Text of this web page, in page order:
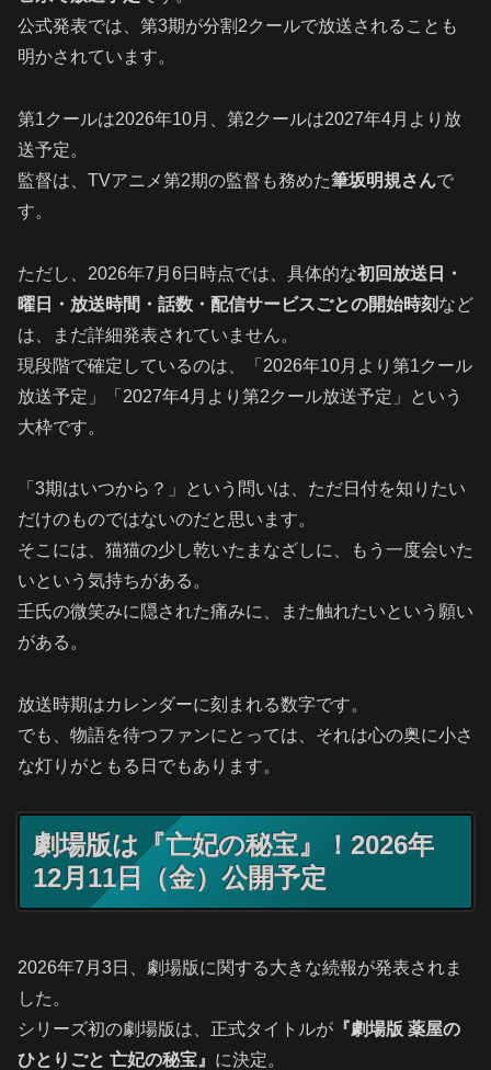
公式発表では、第3期が分割2クールで放送されることも
明かされています。
第1クールは2026年10月、第2クールは2027年4月より放
送予定。
監督は、TVアニメ第2期の監督も務めた筆坂明規さんで
す。
ただし、2026年7月6日時点では、具体的な初回放送日・
曜日・放送時間・話数・配信サービスごとの開始時刻 など
は、まだ詳細発表されていません。
現段階で確定しているのは、「2026年10月より第1クール
放送予定」「2027年4月より第2クール放送予定」という
大枠です。
「3期はいつから？」という問いは、ただ日付を知りたい
だけのものではないのだと思います。
そこには、猫猫の少し乾いたまなざしに、もう一度会いた
いという気持ちがある。
壬氏の微笑みに隠された痛みに、また触れたいという願い
がある。
放送時期はカレンダーに刻まれる数字です。
でも、物語を待つファンにとっては、それは心の奥に小さ
な灯りがともる日でもあります。
劇場版は『亡妃の秘宝』！2026年
12月11日（金）公開予定
2026年7月3日、劇場版に関する大きな続報が発表されま
した。
シリーズ初の劇場版は、正式タイトルが 『劇場版 薬屋の
ひとりごと 亡妃の秘宝』 に決定。